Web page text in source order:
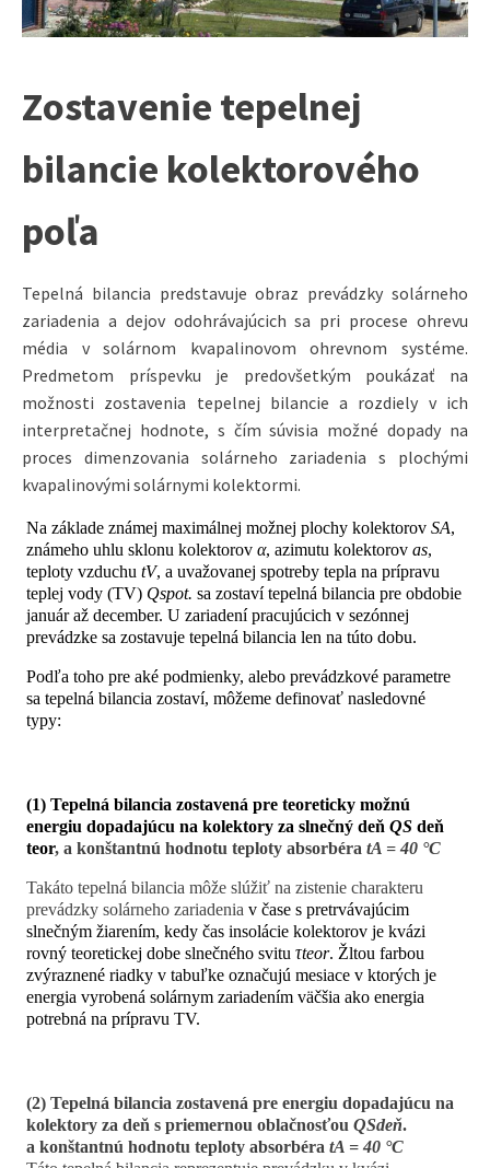
Zostavenie tepelnej
bilancie kolektorového
poľa
Tepelná bilancia predstavuje obraz prevádzky solárneho
zariadenia a dejov odohrávajúcich sa pri procese ohrevu
média v solárnom kvapalinovom ohrevnom systéme.
Predmetom príspevku je predovšetkým poukázať na
možnosti zostavenia tepelnej bilancie a rozdiely v ich
interpretačnej hodnote, s čím súvisia možné dopady na
proces dimenzovania solárneho zariadenia s plochými
kvapalinovými solárnymi kolektormi.
Na základe známej maximálnej možnej plochy kolektorov SA,
známeho uhlu sklonu kolektorov α, azimutu kolektorov as,
teploty vzduchu tV, a uvažovanej spotreby tepla na prípravu
teplej vody (TV) Qspot. sa zostaví tepelná bilancia pre obdobie
január až december. U zariadení pracujúcich v sezónnej
prevádzke sa zostavuje tepelná bilancia len na túto dobu.
Podľa toho pre aké podmienky, alebo prevádzkové parametre
sa tepelná bilancia zostaví, môžeme definovať nasledovné
typy:
(1) Tepelná bilancia zostavená pre teoreticky možnú
energiu dopadajúcu na kolektory za slnečný deň QSdeň
teor, a konštantnú hodnotu teploty absorbéra tA = 40 °C
Takáto tepelná bilancia môže slúžiť na zistenie charakteru
prevádzky solárneho zariadenia v čase s pretrvávajúcim
slnečným žiarením, kedy čas insolácie kolektorov je kvázi
rovný teoretickej dobe slnečného svitu τteor. Žltou farbou
zvýraznené riadky v tabuľke označujú mesiace v ktorých je
energia vyrobená solárnym zariadením väčšia ako energia
potrebná na prípravu TV.
(2) Tepelná bilancia zostavená pre energiu dopadajúcu na
kolektory za deň s priemernou oblačnosťou QSdeň.
a konštantnú hodnotu teploty absorbéra tA = 40 °C